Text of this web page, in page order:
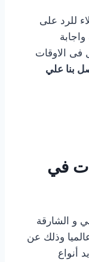
للرد على
فى الاوقات
بنا علي
في
و الشارقة
وذلك عن
أنواع